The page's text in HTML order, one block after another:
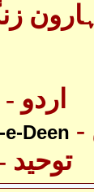
- اردو
Deen
- توحید